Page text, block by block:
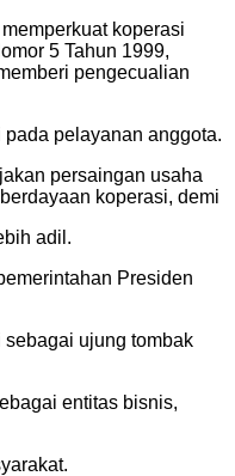
koperasi
5 Tahun 1999,
pengecualian
pelayanan anggota.
persaingan usaha
koperasi, demi
adil.
Presiden
ujung tombak
entitas bisnis,